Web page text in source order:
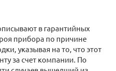
в гарантийных
прибора по причине
указывая на то, что этот
за счет компании. По